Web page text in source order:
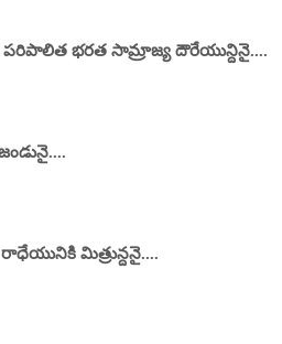
భరత సామ్రాజ్య దౌరేయున్దినై....
మిత్రున్దనై....